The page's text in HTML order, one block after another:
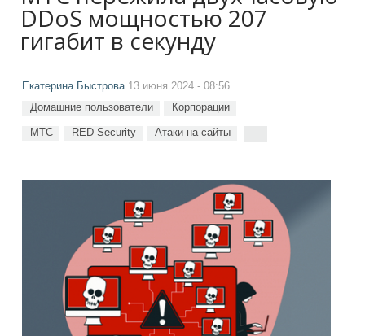
DDoS мощностью 207
гигабит в секунду
Екатерина Быстрова13 июня 2024 - 08:56
Домашние пользователи Корпорации
МТС RED Security Атаки на сайты ...